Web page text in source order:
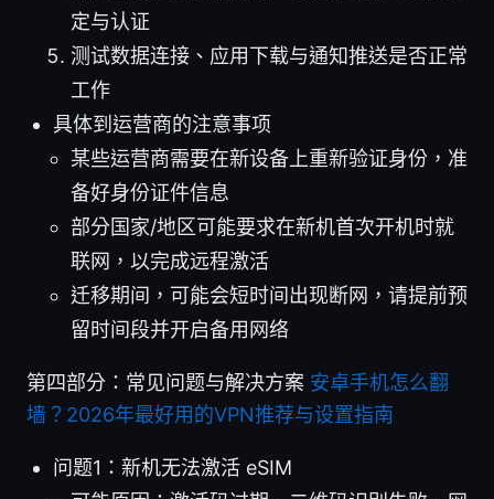
定与认证
测试数据连接、应用下载与通知推送是否正常
工作
具体到运营商的注意事项
某些运营商需要在新设备上重新验证身份，准
备好身份证件信息
部分国家/地区可能要求在新机首次开机时就
联网，以完成远程激活
迁移期间，可能会短时间出现断网，请提前预
留时间段并开启备用网络
第四部分：常见问题与解决方案 安卓手机怎么翻
墙？2026年最好用的VPN推荐与设置指南
问题1：新机无法激活 eSIM